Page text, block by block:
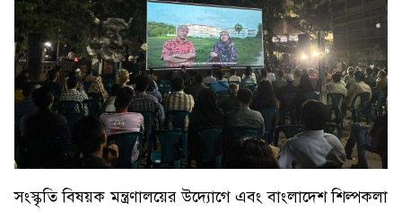
সংস্কৃতি বিষয়ক মন্ত্রণালয়ের উদ্যোগে এবং বাংলাদেশ শিল্পকলা